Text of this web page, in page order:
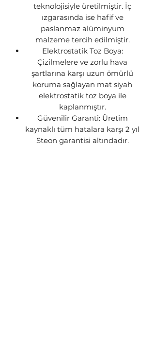
teknolojisiyle üretilmiştir. İç
ızgarasında ise hafif ve
paslanmaz alüminyum
malzeme tercih edilmiştir.
Elektrostatik Toz Boya:
Çizilmelere ve zorlu hava
şartlarına karşı uzun ömürlü
koruma sağlayan mat siyah
elektrostatik toz boya ile
kaplanmıştır.
Güvenilir Garanti: Üretim
kaynaklı tüm hatalara karşı 2 yıl
Steon garantisi altındadır.